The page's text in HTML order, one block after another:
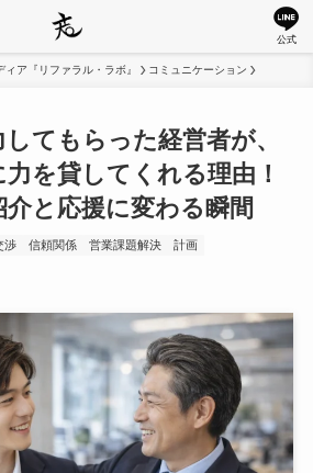
公式
ア『リファラル・ラボ』 コミュニケーション
てもらった経営者が、
を貸してくれる理由！
介と応援に変わる瞬間
渉 信頼関係 営業課題解決 計画